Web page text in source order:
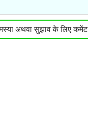
अथवा सुझाव के लिए